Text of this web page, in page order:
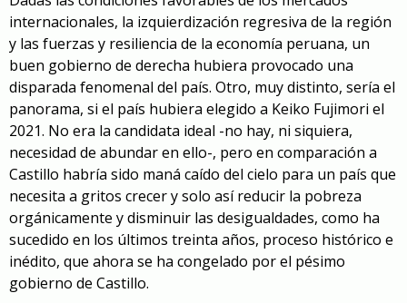
internacionales, la izquierdización regresiva de la región
y las fuerzas y resiliencia de la economía peruana, un
buen gobierno de derecha hubiera provocado una
disparada fenomenal del país. Otro, muy distinto, sería el
panorama, si el país hubiera elegido a Keiko Fujimori el
2021. No era la candidata ideal -no hay, ni siquiera,
necesidad de abundar en ello-, pero en comparación a
Castillo habría sido maná caído del cielo para un país que
necesita a gritos crecer y solo así reducir la pobreza
orgánicamente y disminuir las desigualdades, como ha
sucedido en los últimos treinta años, proceso histórico e
inédito, que ahora se ha congelado por el pésimo
gobierno de Castillo.